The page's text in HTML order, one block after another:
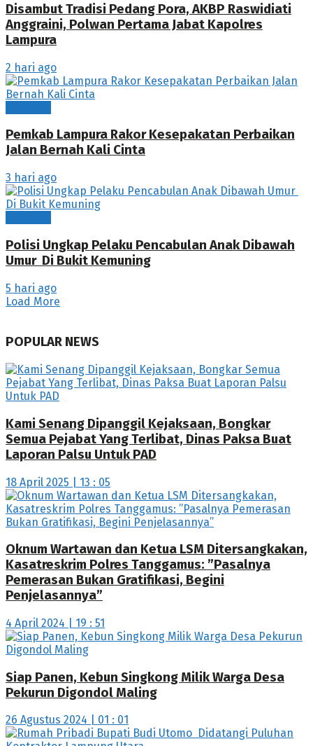
Disambut Tradisi Pedang Pora, AKBP Raswidiati
Anggraini, Polwan Pertama Jabat Kapolres
Lampura
2 hari ago
Pemkab Lampura Rakor Kesepakatan Perbaikan
Jalan Bernah Kali Cinta
3 hari ago
Polisi Ungkap Pelaku Pencabulan Anak Dibawah
Umur Di Bukit Kemuning
5 hari ago
Load More
POPULAR NEWS
Kami Senang Dipanggil Kejaksaan, Bongkar
Semua Pejabat Yang Terlibat, Dinas Paksa Buat
Laporan Palsu Untuk PAD
18 April 2025 | 13 : 05
Oknum Wartawan dan Ketua LSM Ditersangkakan,
Kasatreskrim Polres Tanggamus: ”Pasalnya
Pemerasan Bukan Gratifikasi, Begini
Penjelasannya”
4 April 2024 | 19 : 51
Siap Panen, Kebun Singkong Milik Warga Desa
Pekurun Digondol Maling
26 Agustus 2024 | 01 : 01